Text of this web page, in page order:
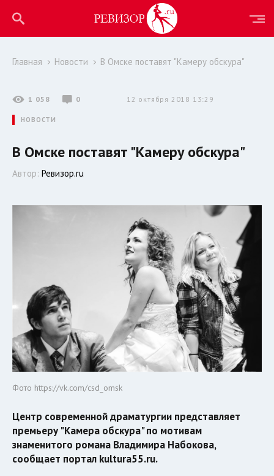
Главная Новости В Омске поставят "Камеру обскура"
1 058 0 12 октября 2018 13:29
НОВОСТИ
В Омске поставят "Камеру обскура"
Автор: Ревизор.ru
Фото https://vk.com/csd_omsk
Центр современной драматургии представляет
премьеру "Камера обскура" по мотивам
знаменитого романа Владимира Набокова,
сообщает портал kultura55.ru.